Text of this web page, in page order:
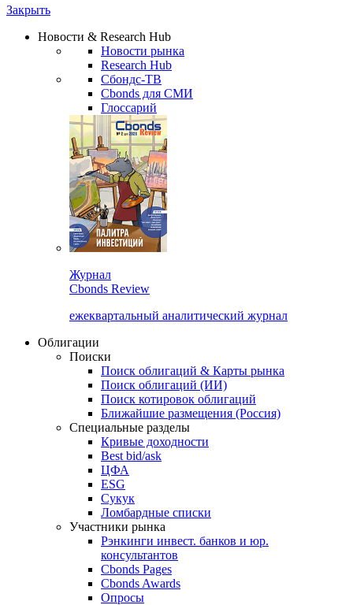
Закрыть
Новости & Research Hub
Новости рынка
Research Hub
Сбондс-ТВ
Cbonds для СМИ
Глоссарий
Журнал
Cbonds Review
ежеквартальный аналитический журнал
Облигации
Поиски
Поиск облигаций & Карты рынка
Поиск облигаций (ИИ)
Поиск котировок облигаций
Ближайшие размещения (Россия)
Специальные разделы
Кривые доходности
Best bid/ask
ЦФА
ESG
Сукук
Ломбардные списки
Участники рынка
Рэнкинги инвест. банков и юр.
консультантов
Cbonds Pages
Cbonds Awards
Опросы